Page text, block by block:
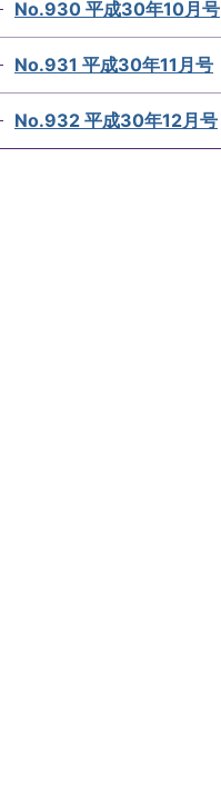
No.930 平成30年10月号
No.931 平成30年11月号
No.932 平成30年12月号